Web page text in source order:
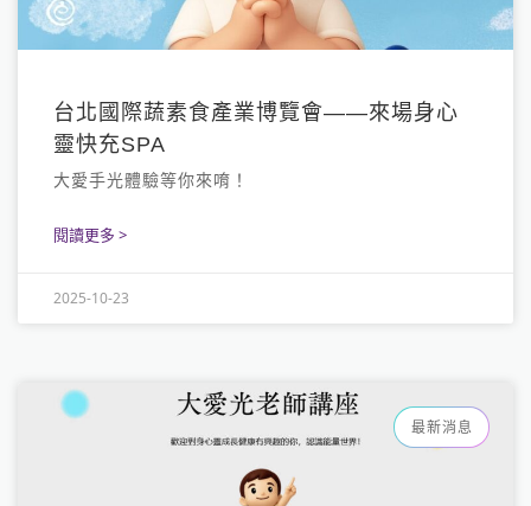
台北國際蔬素食產業博覽會——來場身心
靈快充SPA
大愛手光體驗等你來唷！
閱讀更多 >
2025-10-23
最新消息